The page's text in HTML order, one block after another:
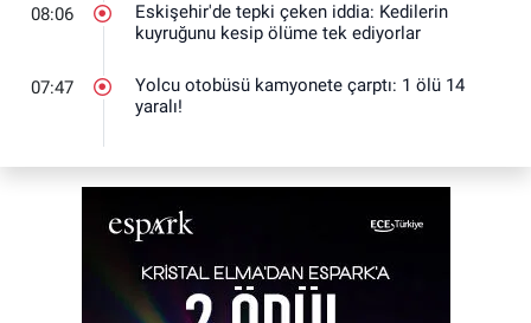
08:06
Eskişehir'de tepki çeken iddia: Kedilerin
kuyruğunu kesip ölüme tek ediyorlar
07:47
Yolcu otobüsü kamyonete çarptı: 1 ölü 14
yaralı!